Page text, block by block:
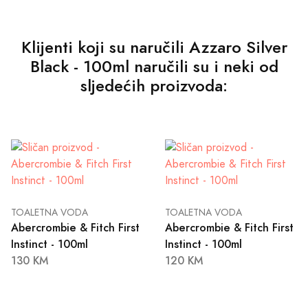
Klijenti koji su naručili Azzaro Silver
Black - 100ml naručili su i neki od
sljedećih proizvoda:
TOALETNA VODA
Abercrombie & Fitch First
Instinct - 100ml
130 KM
TOALETNA VODA
Abercrombie & Fitch First
Instinct - 100ml
120 KM